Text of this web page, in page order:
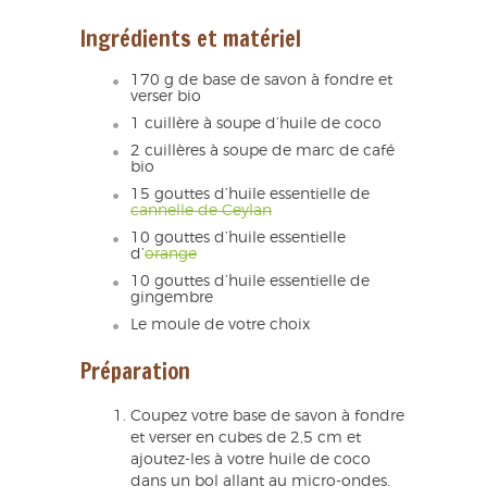
Ingrédients et matériel
170 g de base de savon à fondre et
verser bio
1 cuillère à soupe d’huile de coco
2 cuillères à soupe de marc de café
bio
15 gouttes d’huile essentielle de
cannelle de Ceylan
10 gouttes d’huile essentielle
d’orange
10 gouttes d’huile essentielle de
gingembre
Le moule de votre choix
Préparation
Coupez votre base de savon à fondre
et verser en cubes de 2,5 cm et
ajoutez-les à votre huile de coco
dans un bol allant au micro-ondes.